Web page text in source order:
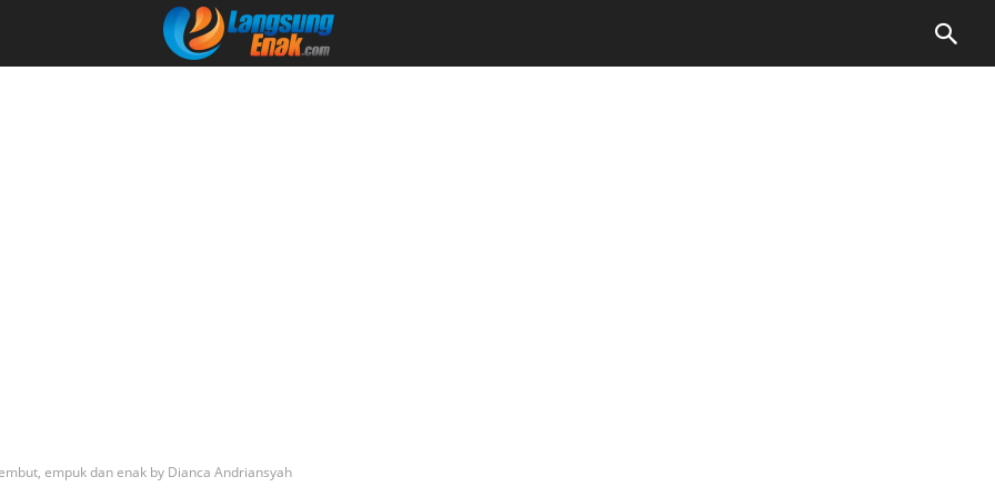
empuk dan enak by Dianca Andriansyah